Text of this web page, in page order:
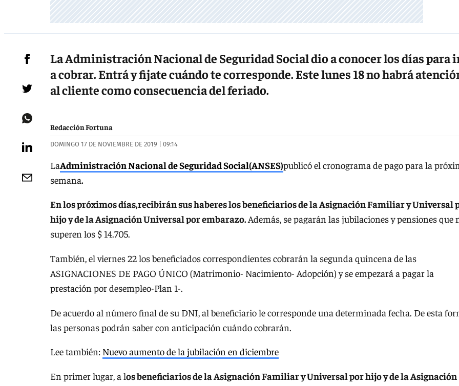
La Administración Nacional de Seguridad Social dio a conocer los días para
a cobrar. Entrá y fijate cuándo te corresponde. Este lunes 18 no habrá
al cliente como consecuencia del feriado.
Redacción Fortuna
DOMINGO 17 DE NOVIEMBRE DE 2019 | 09:14
LaAdministración Nacional de Seguridad Social(ANSES)publicó el cronograma de pago para la
semana.
En los próximos días,recibirán sus haberes los beneficiarios de la Asignación Familiar y Universal
hijo y de la Asignación Universal por embarazo.Además, se pagarán las jubilaciones y pensiones que
superen los $ 14.705.
También, el viernes 22 los beneficiados correspondientes cobrarán la segunda quincena de las
ASIGNACIONES DE PAGO ÚNICO (Matrimonio- Nacimiento- Adopción) y se empezará a pagar la
prestación por desempleo-Plan 1-.
De acuerdo al número final de su DNI, al beneficiario le corresponde una determinada fecha. De esta
las personas podrán saber con anticipación cuándo cobrarán.
Lee también: Nuevo aumento de la jubilación en diciembre
En primer lugar, a los beneficiarios de la Asignación Familiar y Universal por hijo y de la Asignación